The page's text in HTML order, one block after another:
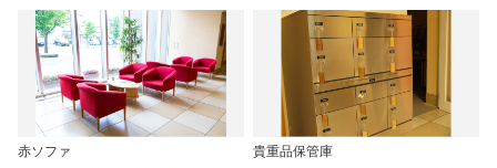
赤ソファ 貴重品保管庫